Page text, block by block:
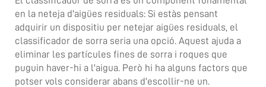
en la neteja d'aigües residuals: Si estàs pensant
adquirir un dispositiu per netejar aigües residuals, el
classificador de sorra seria una opció. Aquest ajuda a
eliminar les partícules fines de sorra i roques que
puguin haver-hi a l'aigua. Però hi ha alguns factors que
potser vols considerar abans d'escollir-ne un.